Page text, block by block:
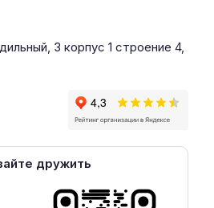
3 корпус 1 строение 4,
дружить